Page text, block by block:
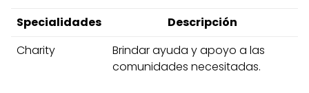
Specialidades
Descripción
Charity
Brindar ayuda y apoyo a las
comunidades necesitadas.